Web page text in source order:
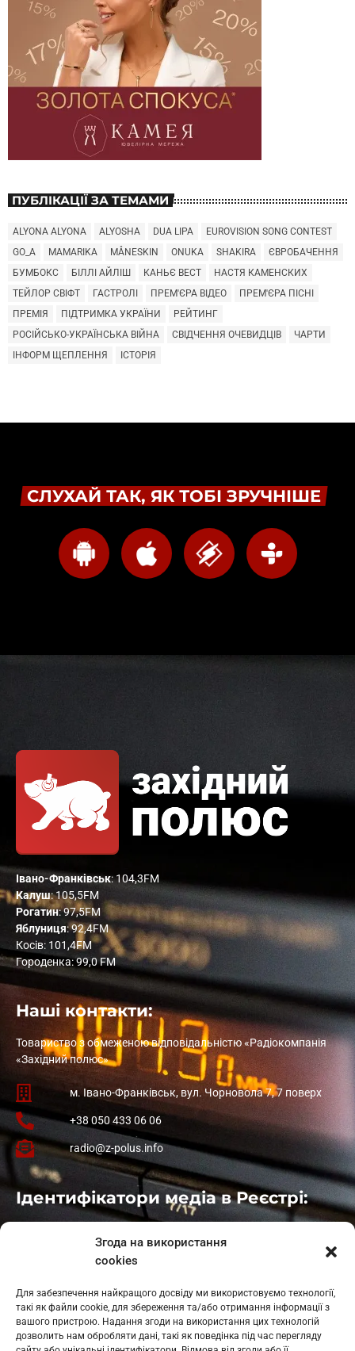
Згода на використання
cookies
Для забезпечення найкращого досвіду ми використовуємо технології,
такі як файли cookie, для збереження та/або отримання інформації з
вашого пристрою. Надання згоди на використання цих технологій
дозволить нам обробляти дані, такі як поведінка під час перегляду
ПУБЛІКАЦІЇ ЗА ТЕМАМИ
ALYONA ALYONA ALYOSHA DUA LIPA
EUROVISION SONG CONTEST
GO_A
MAMARIKA MÅNESKIN ONUKA SHAKIRA
ЄВРОБАЧЕННЯ
БУМБОКС
БІЛЛІ АЙЛІШ КАНЬЄ ВЕСТ
НАСТЯ КАМЕНСКИХ
ТЕЙЛОР СВІФТ
ГАСТРОЛІ ПРЕМ'ЄРА ВІДЕО
ПРЕМ'ЄРА ПІСНІ
ПРЕМІЯ
ПІДТРИМКА УКРАЇНИ
РЕЙТИНГ
РОСІЙСЬКО-УКРАЇНСЬКА ВІЙНА
СВІДЧЕННЯ ОЧЕВИДЦІВ
ЧАРТИ
ІНФОРМ ЩЕПЛЕННЯ
ІСТОРІЯ
СЛУХАЙ ТАК, ЯК ТОБІ ЗРУЧНІШЕ
Івано-Франківськ: 104,3FM
Калуш: 105,5FM
Рогатин: 97,5FM
Яблуниця: 92,4FM
Косів: 101,4FM
Городенка: 99,0 FM
Наші контакти:
Товариство з обмеженою відповідальністю «Радіокомпанія
«Західний полюс»
м. Івано-Франківськ, вул. Чорновола 7, 7 поверх
+38 050 433 06 06
radio@z-polus.info
Ідентифікатори медіа в Реєстрі:
: L11-01410
: L11-01801
Косів: L11-01805
Гарасимів: L11-02274